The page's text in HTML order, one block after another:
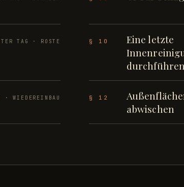
TAG · ROSTE § 10
Eine letzte
durchführen
· WIEDEREINBAU § 12
abwischen